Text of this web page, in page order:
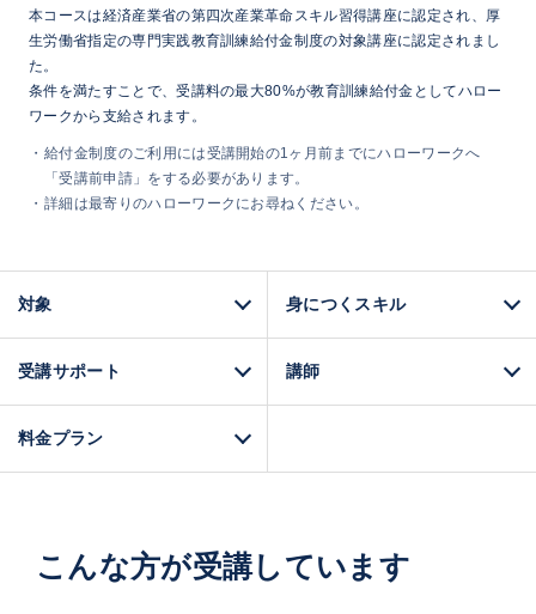
本コースは経済産業省の第四次産業革命スキル習得講座に認定され、厚
生労働省指定の専門実践教育訓練給付金制度の対象講座に認定されまし
た。​​
条件を満たすことで、受講料の最大80%が教育訓練給付金としてハロー
ワークから​支給されます。
給付金制度のご利用には受講開始の1ヶ月前までにハローワークへ
「受講前申請」をする必要があります。
​詳細は最寄りのハローワークにお尋ねください。
対象 身につくスキル
受講サポート 講師
料金プラン
こんな方が受講しています